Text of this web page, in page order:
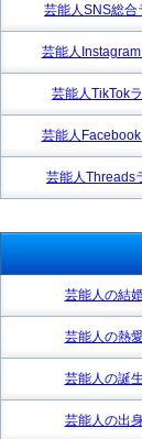
芸能人SNS総合
芸能人
芸能人TikTok
芸能人
芸能人Threads
芸能人の結
芸能人の熱
芸能人の誕
芸能人の出